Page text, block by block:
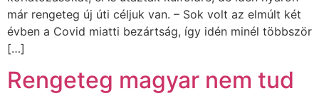
már rengeteg új úti céljuk van. – Sok volt az elmúlt két
évben a Covid miatti bezártság, így idén minél többször
[…]
Rengeteg magyar nem tud